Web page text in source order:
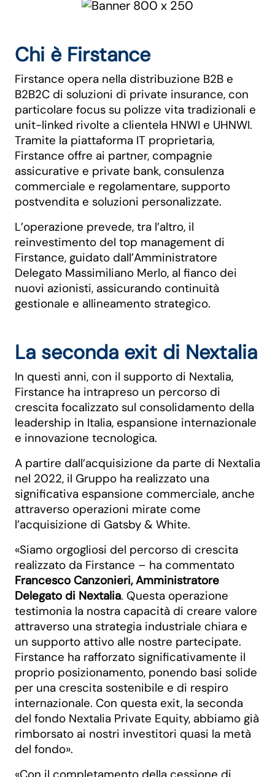
Chi è Firstance
Firstance opera nella distribuzione B2B e
B2B2C di soluzioni di private insurance, con
particolare focus su polizze vita tradizionali e
unit-linked rivolte a clientela HNWI e UHNWI.
Tramite la piattaforma IT proprietaria,
Firstance offre ai partner, compagnie
assicurative e private bank, consulenza
commerciale e regolamentare, supporto
postvendita e soluzioni personalizzate.
L’operazione prevede, tra l’altro, il
reinvestimento del top management di
Firstance, guidato dall’Amministratore
Delegato Massimiliano Merlo, al fianco dei
nuovi azionisti, assicurando continuità
gestionale e allineamento strategico.
La seconda exit di Nextalia
In questi anni, con il supporto di Nextalia,
Firstance ha intrapreso un percorso di
crescita focalizzato sul consolidamento della
leadership in Italia, espansione internazionale
e innovazione tecnologica.
A partire dall’acquisizione da parte di Nextalia
nel 2022, il Gruppo ha realizzato una
significativa espansione commerciale, anche
attraverso operazioni mirate come
l’acquisizione di Gatsby & White.
«Siamo orgogliosi del percorso di crescita
realizzato da Firstance – ha commentato
Francesco Canzonieri, Amministratore
Delegato di Nextalia. Questa operazione
testimonia la nostra capacità di creare valore
attraverso una strategia industriale chiara e
un supporto attivo alle nostre partecipate.
Firstance ha rafforzato significativamente il
proprio posizionamento, ponendo basi solide
per una crescita sostenibile e di respiro
internazionale. Con questa exit, la seconda
del fondo Nextalia Private Equity, abbiamo già
rimborsato ai nostri investitori quasi la metà
del fondo».